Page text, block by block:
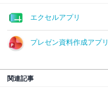
エクセルアプリ
プレゼン資料作成アプリ
関連記事